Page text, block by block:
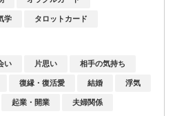
学 タロットカード
い 片思い 相手の気持ち
復縁・復活愛 結婚 浮気
起業・開業 夫婦関係